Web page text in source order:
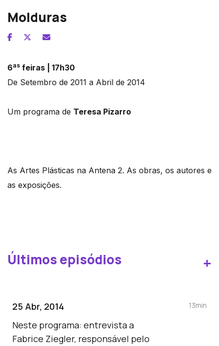
Molduras
6as feiras | 17h30
De Setembro de 2011 a Abril de 2014
Um programa de Teresa Pizarro
As Artes Plásticas na Antena 2. As obras, os autores e
as exposições.
Últimos episódios +
25 Abr, 2014
Neste programa: entrevista a
Fabrice Ziegler, responsável pelo
13min